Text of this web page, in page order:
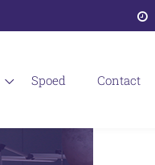
spoed contact